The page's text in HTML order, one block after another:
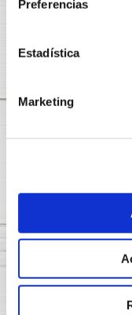
privacidad.
Preferencias
Estadística
Marketing